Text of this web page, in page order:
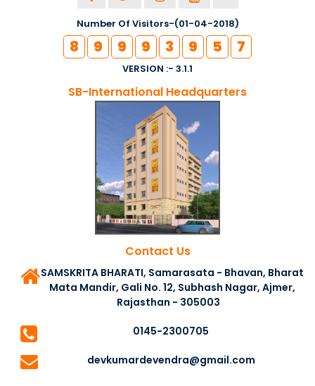
Number Of Visitors-(01-04-2018)
8 9 9 9 3 9 5 7
VERSION :- 3.1.1
SB-International Headquarters
Contact Us
SAMSKRITA BHARATI, Samarasata - Bhavan, Bharat
Mata Mandir, Gali No. 12, Subhash Nagar, Ajmer,
Rajasthan - 305003
0145-2300705
devkumardevendra@gmail.com